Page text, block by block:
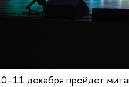
декабря пройдет